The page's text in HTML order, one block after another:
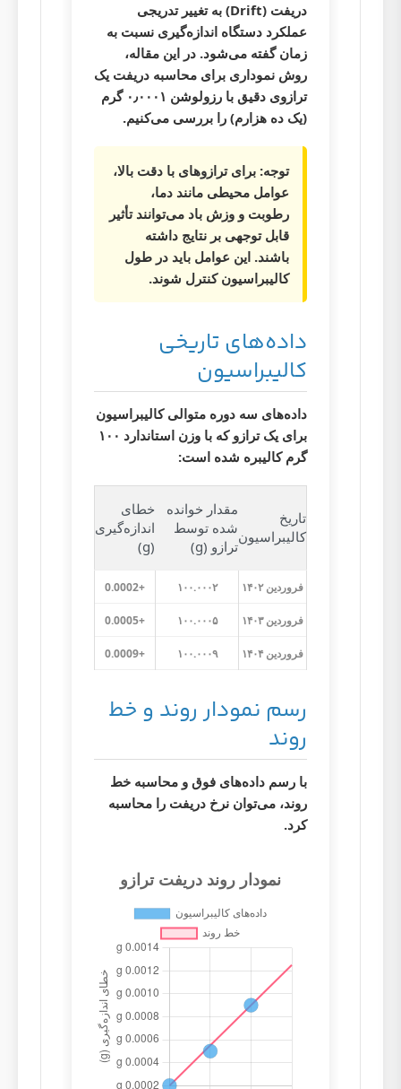
دریفت (Drift) به تغییر تدریجی
عملکرد دستگاه اندازه‌گیری نسبت به
زمان گفته می‌شود. در این مقاله،
روش نموداری برای محاسبه دریفت یک
ترازوی دقیق با رزولوشن ۰٫۰۰۰۱ گرم
(یک ده هزارم) را بررسی می‌کنیم.
توجه: برای ترازوهای با دقت بالا،
عوامل محیطی مانند دما،
رطوبت و وزش باد می‌توانند تأثیر
قابل توجهی بر نتایج داشته
باشند. این عوامل باید در طول
کالیبراسیون کنترل شوند.
داده‌های تاریخی
کالیبراسیون
داده‌های سه دوره متوالی کالیبراسیون
برای یک ترازو که با وزن استاندارد ۱۰۰
گرم کالیبره شده است:
تاریخ
کالیبراسیون
مقدار خوانده
شده توسط
ترازو (g)
خطای
اندازه‌گیری
(g)
فروردین ۱۴۰۲ ۱۰۰.۰۰۰۲ +0.0002
فروردین ۱۴۰۳ ۱۰۰.۰۰۰۵ +0.0005
فروردین ۱۴۰۴ ۱۰۰.۰۰۰۹ +0.0009
رسم نمودار روند و خط
روند
با رسم داده‌های فوق و محاسبه خط
روند، می‌توان نرخ دریفت را محاسبه
کرد.